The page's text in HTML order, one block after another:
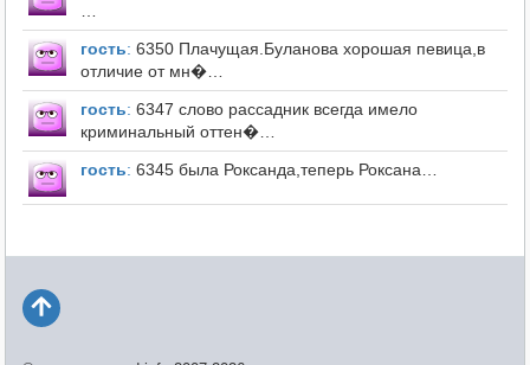
…
гость: 6350 Плачущая.Буланова хорошая певица,в
отличие от мн�…
гость: 6347 слово рассадник всегда имело
криминальный оттен�…
гость: 6345 была Роксанда,теперь Роксана…